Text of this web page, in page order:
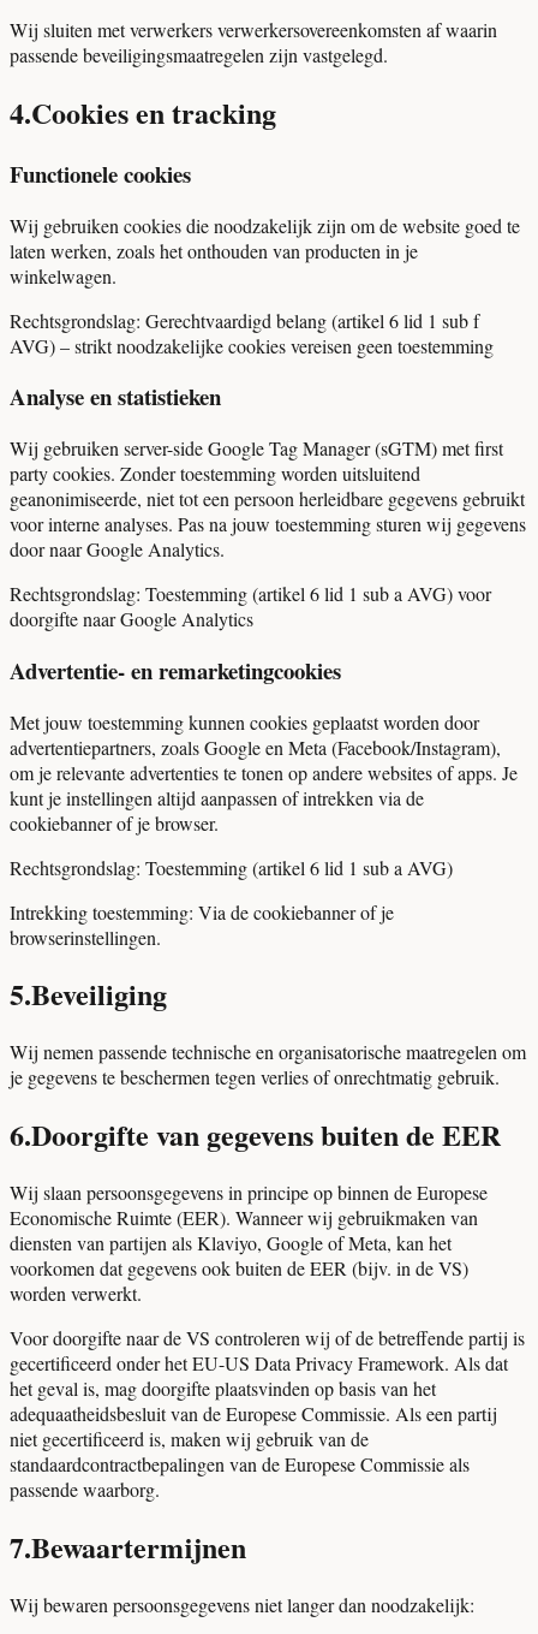
Wij sluiten met verwerkers verwerkersovereenkomsten af waarin
passende beveiligingsmaatregelen zijn vastgelegd.
4.Cookies en tracking
Functionele cookies
Wij gebruiken cookies die noodzakelijk zijn om de website goed te
laten werken, zoals het onthouden van producten in je
winkelwagen.
Rechtsgrondslag: Gerechtvaardigd belang (artikel 6 lid 1 sub f
AVG) – strikt noodzakelijke cookies vereisen geen toestemming
Analyse en statistieken
Wij gebruiken server-side Google Tag Manager (sGTM) met first
party cookies. Zonder toestemming worden uitsluitend
geanonimiseerde, niet tot een persoon herleidbare gegevens gebruikt
voor interne analyses. Pas na jouw toestemming sturen wij gegevens
door naar Google Analytics.
Rechtsgrondslag: Toestemming (artikel 6 lid 1 sub a AVG) voor
doorgifte naar Google Analytics
Advertentie- en remarketingcookies
Met jouw toestemming kunnen cookies geplaatst worden door
advertentiepartners, zoals Google en Meta (Facebook/Instagram),
om je relevante advertenties te tonen op andere websites of apps. Je
kunt je instellingen altijd aanpassen of intrekken via de
cookiebanner of je browser.
Rechtsgrondslag: Toestemming (artikel 6 lid 1 sub a AVG)
Intrekking toestemming: Via de cookiebanner of je
browserinstellingen.
5.Beveiliging
Wij nemen passende technische en organisatorische maatregelen om
je gegevens te beschermen tegen verlies of onrechtmatig gebruik.
6.Doorgifte van gegevens buiten de EER
Wij slaan persoonsgegevens in principe op binnen de Europese
Economische Ruimte (EER). Wanneer wij gebruikmaken van
diensten van partijen als Klaviyo, Google of Meta, kan het
voorkomen dat gegevens ook buiten de EER (bijv. in de VS)
worden verwerkt.
Voor doorgifte naar de VS controleren wij of de betreffende partij is
gecertificeerd onder het EU-US Data Privacy Framework. Als dat
het geval is, mag doorgifte plaatsvinden op basis van het
adequaatheidsbesluit van de Europese Commissie. Als een partij
niet gecertificeerd is, maken wij gebruik van de
standaardcontractbepalingen van de Europese Commissie als
passende waarborg.
7.Bewaartermijnen
Wij bewaren persoonsgegevens niet langer dan noodzakelijk: